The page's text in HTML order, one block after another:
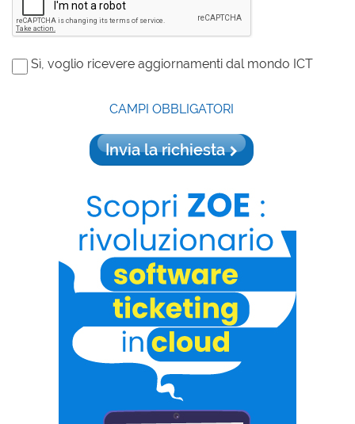
Sì, voglio ricevere aggiornamenti dal mondo ICT
CAMPI OBBLIGATORI
Invia la richiesta